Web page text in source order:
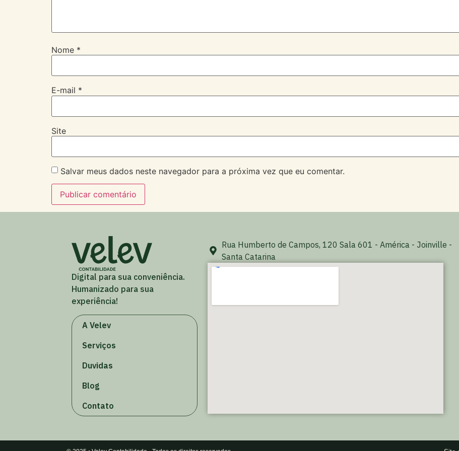
Nome *
E-mail *
Site
Salvar meus dados neste navegador para a próxima vez que eu comentar.
Digital para sua conveniência.
Humanizado para sua
experiência!
A Velev
Serviços
Duvidas
Blog
Contato
Rua Humberto de Campos, 120 Sala 601 - América - Joinville -
Santa Catarina